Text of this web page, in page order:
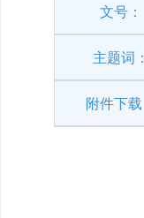
文号：
主题词：
附件下载